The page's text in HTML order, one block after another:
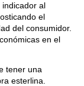
indicador al
el
del consumidor.
en el
tener una
esterlina.